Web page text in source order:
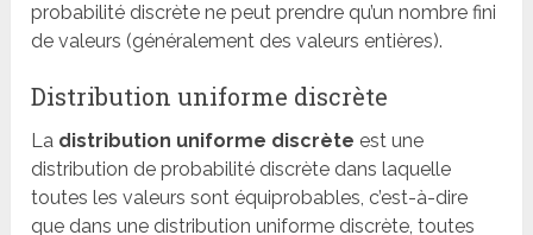
probabilité discrète ne peut prendre qu’un nombre fini
de valeurs (généralement des valeurs entières).
Distribution uniforme discrète
La distribution uniforme discrète est une
distribution de probabilité discrète dans laquelle
toutes les valeurs sont équiprobables, c’est-à-dire
que dans une distribution uniforme discrète, toutes